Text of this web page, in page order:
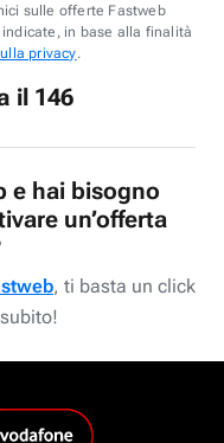
sulle offerte Fastweb
in base alla finalità
privacy.
il 146
e hai bisogno
, ti basta un click